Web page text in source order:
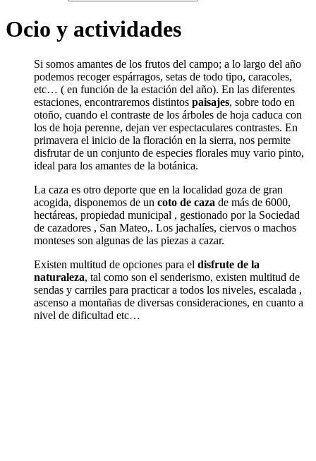
Ocio y actividades
Si somos amantes de los frutos del campo; a lo largo del año
podemos recoger espárragos, setas de todo tipo, caracoles,
etc… ( en función de la estación del año). En las diferentes
estaciones, encontraremos distintos paisajes, sobre todo en
otoño, cuando el contraste de los árboles de hoja caduca con
los de hoja perenne, dejan ver espectaculares contrastes. En
primavera el inicio de la floración en la sierra, nos permite
disfrutar de un conjunto de especies florales muy vario pinto,
ideal para los amantes de la botánica.
La caza es otro deporte que en la localidad goza de gran
acogida, disponemos de un coto de caza de más de 6000,
hectáreas, propiedad municipal , gestionado por la Sociedad
de cazadores , San Mateo,. Los jachalíes, ciervos o machos
monteses son algunas de las piezas a cazar.
Existen multitud de opciones para el disfrute de la
naturaleza, tal como son el senderismo, existen multitud de
sendas y carriles para practicar a todos los niveles, escalada ,
ascenso a montañas de diversas consideraciones, en cuanto a
nivel de dificultad etc…